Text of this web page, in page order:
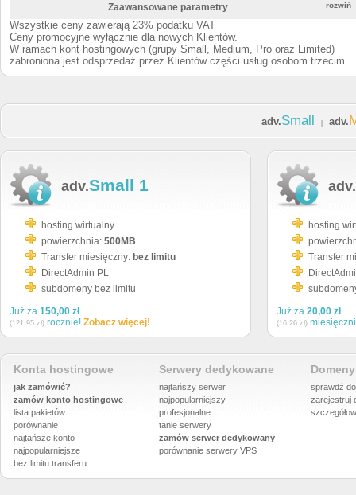
Zaawansowane parametry rozwiń
Wszystkie ceny zawierają 23% podatku VAT
Ceny promocyjne wyłącznie dla nowych Klientów.
W ramach kont hostingowych (grupy Small, Medium, Pro oraz Limited)
zabroniona jest odsprzedaż przez Klientów części usług osobom trzecim.
adv.Small adv.
adv.Small 1
hosting wirtualny
powierzchnia: 500MB
Transfer miesięczny: bez limitu
DirectAdmin PL
subdomeny bez limitu
Już za 150,00 zł
(121,95 zł) rocznie! Zobacz więcej!
adv.
hosting
Transfer
Już za 20,00 zł
(16,26 zł)
Konta hostingowe
jak zamówić?
zamów konto hostingowe
lista pakietów
porównanie
najtańsze konto
najpopularniejsze
bez limitu transferu
Serwery dedykowane
najtańszy serwer
najpopularniejszy
profesjonalne
tanie serwery
zamów serwer dedykowany
porównanie serwery VPS
sprawdź
zarejestruj